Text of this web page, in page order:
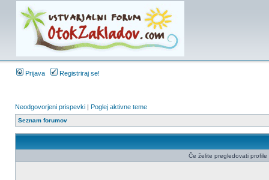
Prijava Registriraj se!
Neodgovorjeni prispevki | Poglej aktivne teme
Seznam forumov
Če želite pregledovati